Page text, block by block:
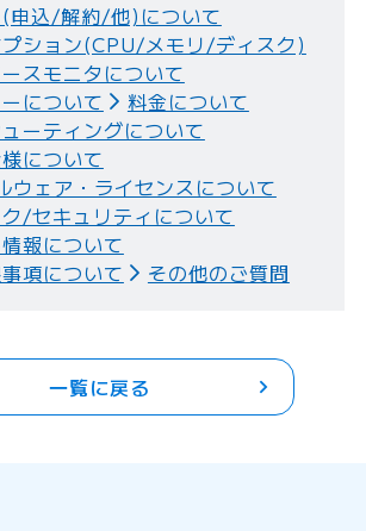
申込/解約/他)について
ション(CPU/メモリ/ディスク)
スモニタについて
について
料金について
ーティングについて
について
ウェア・ライセンスについて
/セキュリティについて
報について
項について
その他のご質問
一覧に戻る